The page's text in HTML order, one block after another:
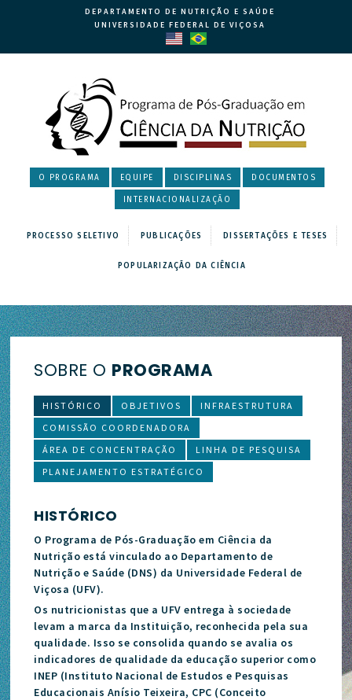
DEPARTAMENTO DE NUTRIÇÃO E SAÚDE
UNIVERSIDADE FEDERAL DE VIÇOSA
O PROGRAMA EQUIPE DISCIPLINAS DOCUMENTOS
INTERNACIONALIZAÇÃO
PROCESSO SELETIVO PUBLICAÇÕES DISSERTAÇÕES E TESES
POPULARIZAÇÃO DA CIÊNCIA
SOBRE O PROGRAMA
HISTÓRICO OBJETIVOS
INFRAESTRUTURA
COMISSÃO COORDENADORA
ÁREA DE CONCENTRAÇÃO
LINHA DE PESQUISA
PLANEJAMENTO ESTRATÉGICO
HISTÓRICO
O Programa de Pós-Graduação em Ciência da
Nutrição está vinculado ao Departamento de
Nutrição e Saúde (DNS) da Universidade Federal de
Viçosa (UFV).
Os nutricionistas que a UFV entrega à sociedade
levam a marca da Instituição, reconhecida pela sua
qualidade. Isso se consolida quando se avalia os
indicadores de qualidade da educação superior como
INEP (Instituto Nacional de Estudos e Pesquisas
Educacionais Anísio Teixeira, CPC (Conceito